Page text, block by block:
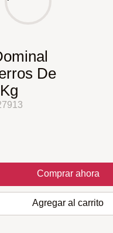
De
Comprar ahora
Agregar al carrito